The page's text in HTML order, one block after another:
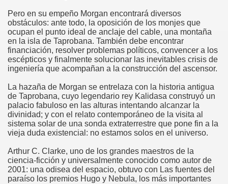
Pero en su empeño Morgan encontrará diversos
obstáculos: ante todo, la oposición de los monjes que
ocupan el punto ideal de anclaje del cable, una montaña
en la isla de Taprobana. También debe encontrar
financiación, resolver problemas políticos, convencer a los
escépticos y finalmente solucionar las inevitables crisis de
ingeniería que acompañan a la construcción del ascensor.
La hazaña de Morgan se entrelaza con la historia antigua
de Taprobana, cuyo legendario rey Kalidasa construyó un
palacio fabuloso en las alturas intentando alcanzar la
divinidad; y con el relato contemporáneo de la visita al
sistema solar de una sonda extraterrestre que pone fin a la
vieja duda existencial: no estamos solos en el universo.
Arthur C. Clarke, uno de los grandes maestros de la
ciencia-ficción y universalmente conocido como autor de
2001: una odisea del espacio, obtuvo con Las fuentes del
paraíso los premios Hugo y Nebula, los más importantes